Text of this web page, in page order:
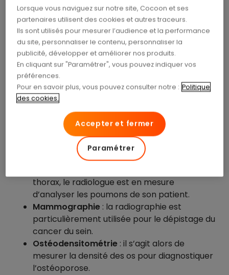
Cette dernière peut être utilisée dans une
multitude de situations. Par exemple :
Orthopédie: ce type d’examen est réalisé
avant de poser une prothèse, pour suivre
l’évolution d’une scoliose ou encore avant
une greffe osseuse.
Rhumatologie: il s’agit d’obtenir une vision
optimale de l’os et des articulations.
Orthodontie: la radiologie dentaire est très
souvent réalisée avant le début d’un
traitement.
thorax, le radiologue est en mesure
d’analyser les poumons de son patient.
Mammographie : la radiographie est
particulièrement utilisée pour le dépistage du
cancer du sein.
Ostéodensitométrie : il s’agit alors de
mesurer la densité des os pour diagnostiquer
l’ostéoporose.
Lorsque vous naviguez sur notre site, Cocoon et ses
partenaires utilisent des cookies et autres traceurs.
Ils sont utilisés pour mesurer l’audience et la performance
du site, personnaliser le contenu, personnaliser la
publicité, développer et améliorer nos produits.
En cliquant sur "Paramétrer", vous pouvez indiquer vos
préférences.
Pour en savoir plus, vous pouvez consulter notre : Politique
des cookies.
Accepter et fermer
Paramétrer